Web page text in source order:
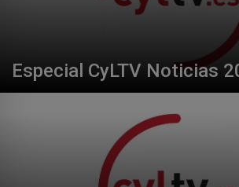
Especial CyLTV Noticias